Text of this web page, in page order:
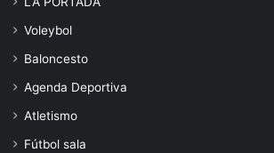
Voleybol
Baloncesto
Agenda Deportiva
Atletismo
Fútbol sala